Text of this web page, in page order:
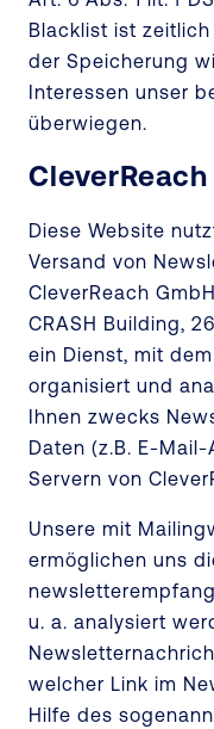
Blacklist ist
der Speicherung
Interessen unser
überwiegen.
CleverReach
Diese Website
Versand von
CleverReach
CRASH Building,
ein Dienst, mit
organisiert und
Ihnen zwecks
Daten (z.B. E-
Servern von
Unsere mit
ermöglichen uns
u. a. analysiert
welcher Link im
Hilfe des